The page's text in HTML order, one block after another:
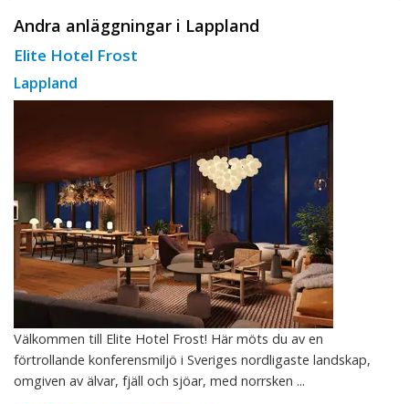
Andra anläggningar i Lappland
Elite Hotel Frost
Lappland
Välkommen till Elite Hotel Frost! Här möts du av en
förtrollande konferensmiljö i Sveriges nordligaste landskap,
omgiven av älvar, fjäll och sjöar, med norrsken ...